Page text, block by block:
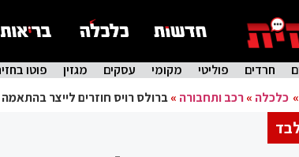
חרדים פוליטי מקומי עסקים מגזין פוטו
» כלכלה »רכב ותחבורה »ברולס רויס חוזרים לייצר